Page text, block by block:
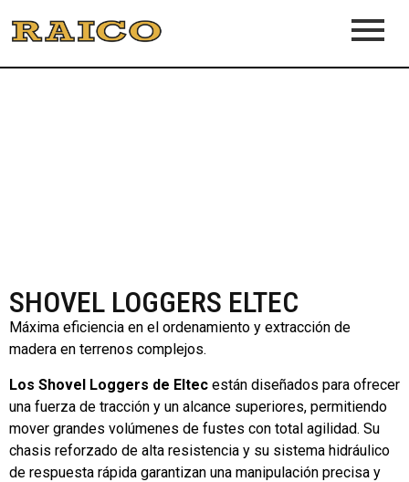
SHOVEL LOGGERS ELTEC
Máxima eficiencia en el ordenamiento y extracción de
madera en terrenos complejos.
Los Shovel Loggers de Eltec están diseñados para ofrecer
una fuerza de tracción y un alcance superiores, permitiendo
mover grandes volúmenes de fustes con total agilidad. Su
chasis reforzado de alta resistencia y su sistema hidráulico
de respuesta rápida garantizan una manipulación precisa y